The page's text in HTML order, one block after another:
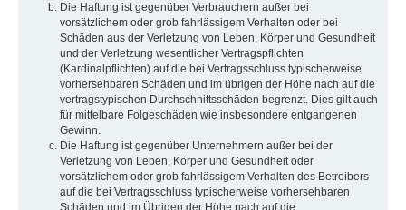
Die Haftung ist gegenüber Verbrauchern außer bei
vorsätzlichem oder grob fahrlässigem Verhalten oder bei
Schäden aus der Verletzung von Leben, Körper und Gesundheit
und der Verletzung wesentlicher Vertragspflichten
(Kardinalpflichten) auf die bei Vertragsschluss typischerweise
vorhersehbaren Schäden und im übrigen der Höhe nach auf die
vertragstypischen Durchschnittsschäden begrenzt. Dies gilt auch
für mittelbare Folgeschäden wie insbesondere entgangenen
Gewinn.
Die Haftung ist gegenüber Unternehmern außer bei der
Verletzung von Leben, Körper und Gesundheit oder
vorsätzlichem oder grob fahrlässigem Verhalten des Betreibers
auf die bei Vertragsschluss typischerweise vorhersehbaren
Schäden und im Übrigen der Höhe nach auf die